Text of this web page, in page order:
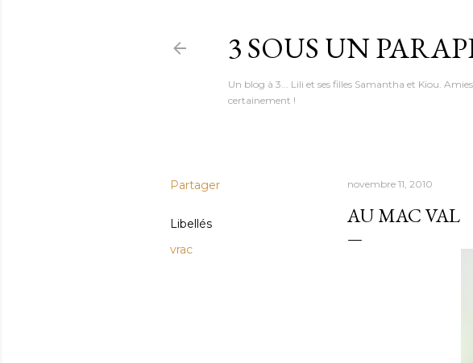
3 SOUS UN
Un blog à 3... Lili et ses filles Samantha et Kiou.
certainement !
Partager
Libellés
vrac
novembre 11, 2010
AU MAC VAL